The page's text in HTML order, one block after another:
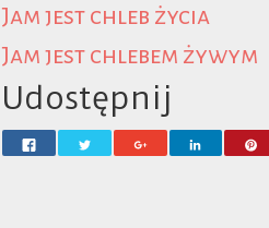
Jam jest chleb życia
Jam jest chlebem żywym
Udostępnij